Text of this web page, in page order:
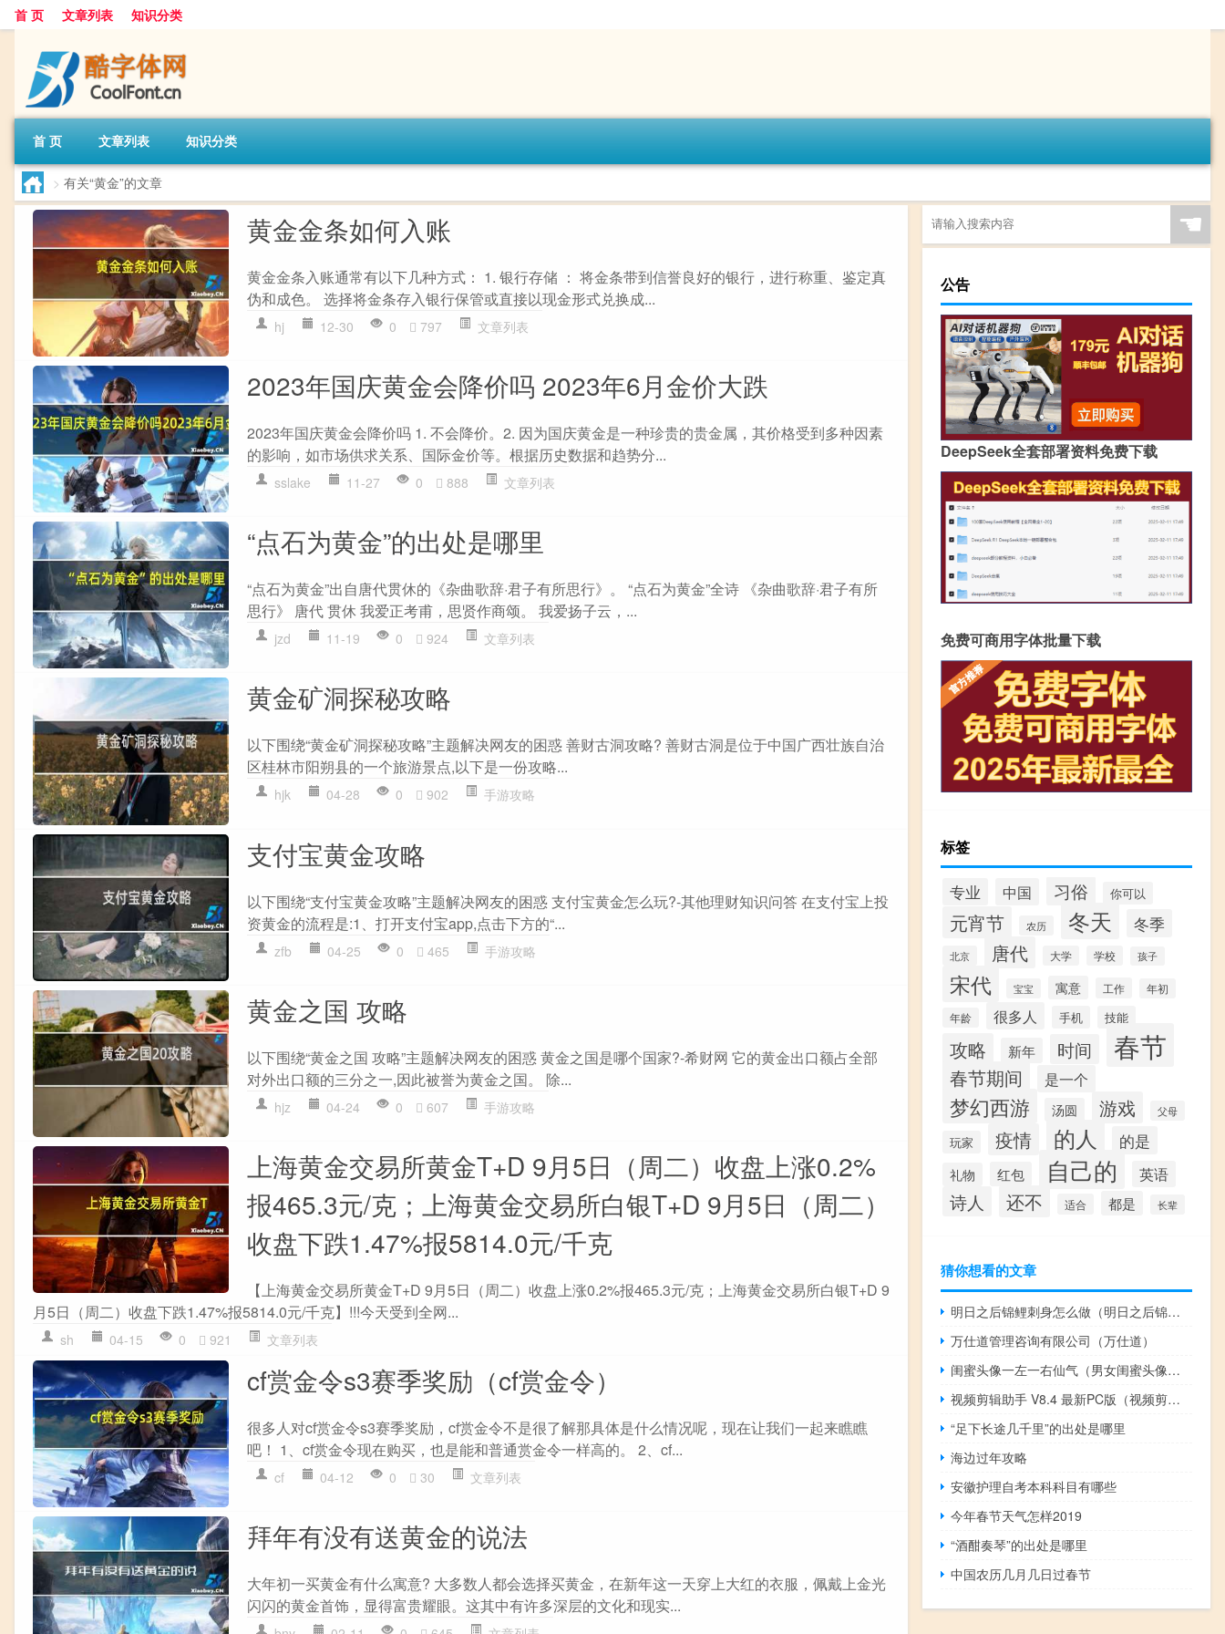
首 页 文章列表 知识分类
首 页 文章列表 知识分类
> 有关“黄金”的文章
黄金金条如何入账
黄金金条入账通常有以下几种方式： 1. 银行存储 ： 将金条带到信誉良好的银行，进行称重、鉴定真
伪和成色。 选择将金条存入银行保管或直接以现金形式兑换成...
hj 12-30 0 797 文章列表
2023年国庆黄金会降价吗 2023年6月金价大跌
2023年国庆黄金会降价吗 1. 不会降价。2. 因为国庆黄金是一种珍贵的贵金属，其价格受到多种因素
的影响，如市场供求关系、国际金价等。根据历史数据和趋势分...
sslake 11-27 0 888 文章列表
“点石为黄金”的出处是哪里
“点石为黄金”出自唐代贯休的《杂曲歌辞·君子有所思行》。 “点石为黄金”全诗 《杂曲歌辞·君子有所
思行》 唐代 贯休 我爱正考甫，思贤作商颂。 我爱扬子云，...
jzd 11-19 0 924 文章列表
黄金矿洞探秘攻略
以下围绕“黄金矿洞探秘攻略”主题解决网友的困惑 善财古洞攻略? 善财古洞是位于中国广西壮族自治
区桂林市阳朔县的一个旅游景点,以下是一份攻略...
hjk 04-28 0 902 手游攻略
支付宝黄金攻略
以下围绕“支付宝黄金攻略”主题解决网友的困惑 支付宝黄金怎么玩?-其他理财知识问答 在支付宝上投
资黄金的流程是:1、打开支付宝app,点击下方的“...
zfb 04-25 0 465 手游攻略
黄金之国 攻略
以下围绕“黄金之国 攻略”主题解决网友的困惑 黄金之国是哪个国家?-希财网 它的黄金出口额占全部
对外出口额的三分之一,因此被誉为黄金之国。 除...
hjz 04-24 0 607 手游攻略
上海黄金交易所黄金T+D 9月5日（周二）收盘上涨0.2%
报465.3元/克；上海黄金交易所白银T+D 9月5日（周二）
收盘下跌1.47%报5814.0元/千克
【上海黄金交易所黄金T+D 9月5日（周二）收盘上涨0.2%报465.3元/克；上海黄金交易所白银T+D 9
月5日（周二）收盘下跌1.47%报5814.0元/千克】!!!今天受到全网...
sh 04-15 0 921 文章列表
cf赏金令s3赛季奖励（cf赏金令）
很多人对cf赏金令s3赛季奖励，cf赏金令不是很了解那具体是什么情况呢，现在让我们一起来瞧瞧
吧！ 1、cf赏金令现在购买，也是能和普通赏金令一样高的。 2、cf...
cf 04-12 0 30 文章列表
拜年有没有送黄金的说法
大年初一买黄金有什么寓意? 大多数人都会选择买黄金，在新年这一天穿上大红的衣服，佩戴上金光
闪闪的黄金首饰，显得富贵耀眼。这其中有许多深层的文化和现实...
☚
公告
DeepSeek全套部署资料免费下载
免费可商用字体批量下载
标签
专业 中国 习俗 你可以
元宵节 农历 冬天 冬季
北京 唐代 大学 学校 孩子
宋代 宝宝 寓意 工作
年初
年龄
很多人 手机 技能
攻略 新年 时间 春节
春节期间 是一个
梦幻西游 汤圆 游戏 父母
玩家 疫情 的人 的是
礼物 红包 自己的 英语
诗人 还不 适合 都是 长辈
猜你想看的文章
明日之后锦鲤刺身怎么做（明日之后锦鲤刺身配方攻略 快吧手游）
万仕道管理咨询有限公司（万仕道）
闺蜜头像一左一右仙气（男女闺蜜头像一左一右）
视频剪辑助手 V8.4 最新PC版（视频剪辑助手 V8.4 最新PC版功能简介）
“足下长途几千里”的出处是哪里
海边过年攻略
安徽护理自考本科科目有哪些
今年春节天气怎样2019
“酒酣奏琴”的出处是哪里
中国农历几月几日过春节